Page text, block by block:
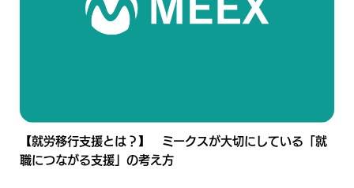
【就労移行支援とは？】 ミークスが大切にしている「就
職につながる支援」の考え方